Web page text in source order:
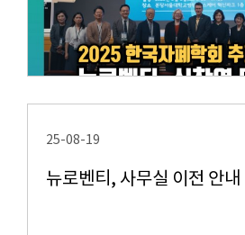
25-08-19
뉴로벤티, 사무실 이전 안내